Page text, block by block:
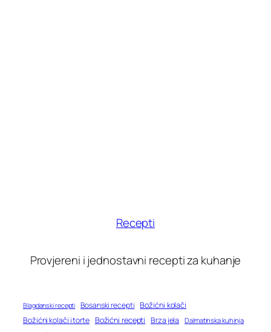
Recepti
Provjereni i jednostavni recepti za kuhanje
Blagdanski recepti Bosanski recepti Božićni kolači
Božićni kolači i torte Božićni recepti Brza jela Dalmatinska kuhinja